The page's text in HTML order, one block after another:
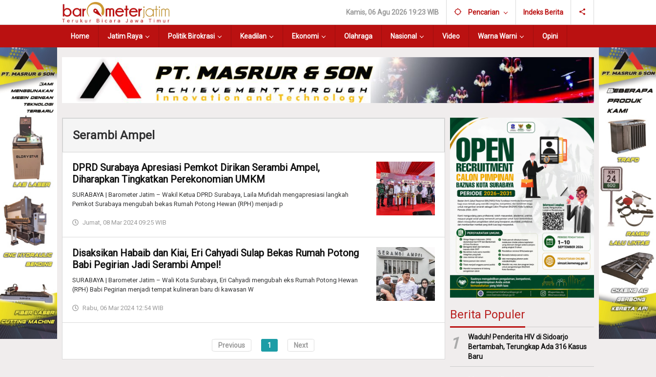
Kamis, 06 Agu 2026 19:23 WIB Pencarian Indeks Berita
Home Jatim Raya Politik Birokrasi Keadilan Ekonomi Olahraga Nasional Video Warna Warni Opini
Serambi Ampel
DPRD Surabaya Apresiasi Pemkot Dirikan Serambi Ampel,
Diharapkan Tingkatkan Perekonomian UMKM
SURABAYA | Barometer Jatim – Wakil Ketua DPRD Surabaya, Laila Mufidah mengapresiasi langkah
Pemkot Surabaya mengubah bekas Rumah Potong Hewan (RPH) menjadi p
Jumat, 08 Mar 2024 09:25 WIB
Disaksikan Habaib dan Kiai, Eri Cahyadi Sulap Bekas Rumah Potong
Babi Pegirian Jadi Serambi Ampel!
SURABAYA | Barometer Jatim – Wali Kota Surabaya, Eri Cahyadi mengubah eks Rumah Potong Hewan
(RPH) Babi Pegirian menjadi tempat kulineran baru di kawasan W
Rabu, 06 Mar 2024 12:54 WIB
Previous 1 Next
Berita Populer
1
Waduh! Penderita HIV di Sidoarjo
Bertambah, Terungkap Ada 316 Kasus
Baru